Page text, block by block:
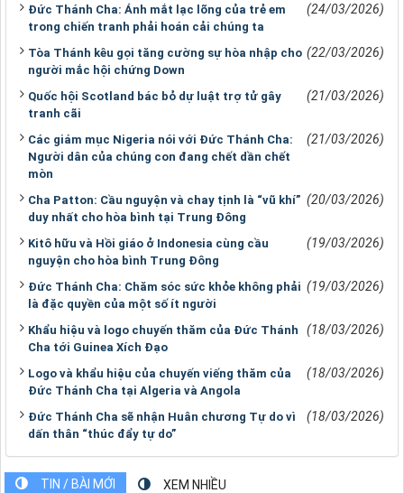
Đức Thánh Cha: Ánh mắt lạc lõng của trẻ em
trong chiến tranh phải hoán cải chúng ta
(24/03/2026)
Tòa Thánh kêu gọi tăng cường sự hòa nhập cho
người mắc hội chứng Down
(22/03/2026)
Quốc hội Scotland bác bỏ dự luật trợ tử gây
tranh cãi
(21/03/2026)
Các giám mục Nigeria nói với Đức Thánh Cha:
Người dân của chúng con đang chết dần chết
mòn
(21/03/2026)
Cha Patton: Cầu nguyện và chay tịnh là “vũ khí”
duy nhất cho hòa bình tại Trung Đông
(20/03/2026)
Kitô hữu và Hồi giáo ở Indonesia cùng cầu
nguyện cho hòa bình Trung Đông
(19/03/2026)
Đức Thánh Cha: Chăm sóc sức khỏe không phải
là đặc quyền của một số ít người
(19/03/2026)
Khẩu hiệu và logo chuyến thăm của Đức Thánh
Cha tới Guinea Xích Đạo
(18/03/2026)
Logo và khẩu hiệu của chuyến viếng thăm của
Đức Thánh Cha tại Algeria và Angola
(18/03/2026)
Đức Thánh Cha sẽ nhận Huân chương Tự do vì
dấn thân “thúc đẩy tự do”
(18/03/2026)
TIN / BÀI MỚI XEM NHIỀU